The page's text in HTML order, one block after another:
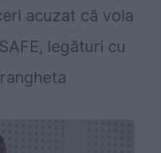
acuzat că voia
legături cu